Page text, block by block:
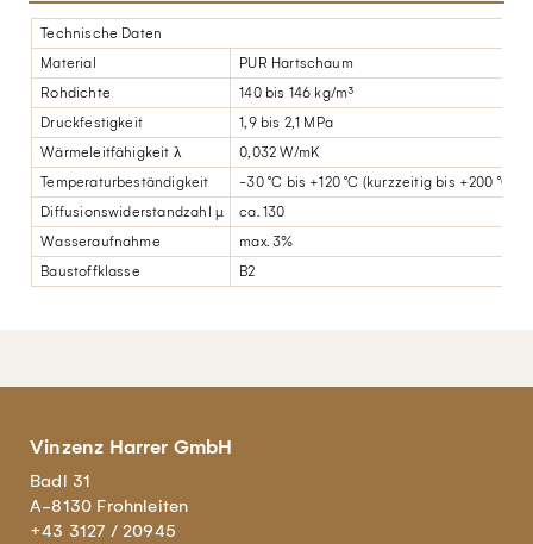
Technische Daten
Material
PUR Hartschaum
Rohdichte
140 bis 146 kg/m³
Druckfestigkeit
1,9 bis 2,1 MPa
Wärmeleitfähigkeit λ
0,032 W/mK
Temperaturbeständigkeit
-30 °C bis +120 °C (kurzzeitig bis +200 °C,
Diffusionswiderstandzahl µ
ca. 130
Wasseraufnahme
max. 3%
Baustoffklasse
B2
Vinzenz Harrer GmbH
Badl 31
A-8130 Frohnleiten
+43 3127 / 20945